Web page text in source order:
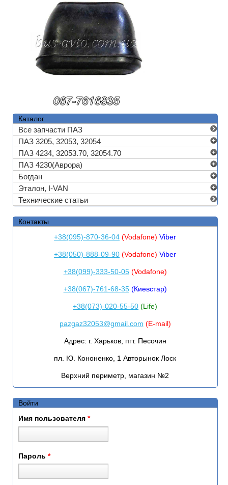
Каталог
Все запчасти ПАЗ
ПАЗ 3205, 32053, 32054
ПАЗ 4234, 32053.70, 32054.70
ПАЗ 4230(Аврора)
Богдан
Эталон, I-VAN
Технические статьи
Контакты
+38(095)-870-36-04 (Vodafone)Viber
+38(050)-888-09-90 (Vodafone)Viber
+38(099)-333-50-05(Vodafone)
+38(067)-761-68-35(Киевстар)
+38(073)-020-55-50 (Life)
pazgaz32053@gmail.com (E-mail)
Адрес: г. Харьков, пгт. Песочин
пл. Ю. Кононенко, 1 Авторынок Лоск
Верхний периметр, магазин №2
Войти
Имя пользователя *
Пароль *